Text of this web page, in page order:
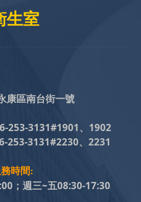
生室
康區南台街一號
253-3131#1901、1902
253-3131#2230、2231
時間:
；週三~五08:30-17:30